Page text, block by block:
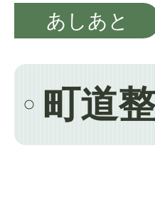
あしあと
町道